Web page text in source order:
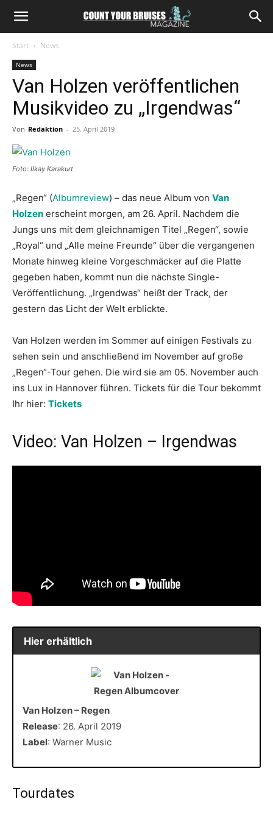
Start News
News
Van Holzen veröffentlichen
Musikvideo zu „Irgendwas“
Von Redaktion - 25. April 2019
Foto: Ilkay Karakurt
„Regen“ (Albumreview) – das neue Album von Van
Holzen erscheint morgen, am 26. April. Nachdem die
Jungs uns mit dem gleichnamigen Titel „Regen“, sowie
„Royal“ und „Alle meine Freunde“ über die vergangenen
Monate hinweg kleine Vorgeschmäcker auf die Platte
gegeben haben, kommt nun die nächste Single-
Veröffentlichung. „Irgendwas“ heißt der Track, der
gestern das Licht der Welt erblickte.
Van Holzen werden im Sommer auf einigen Festivals zu
sehen sein und anschließend im November auf große
„Regen“-Tour gehen. Die wird sie am 05. November auch
ins Lux in Hannover führen. Tickets für die Tour bekommt
Ihr hier: Tickets
Video: Van Holzen – Irgendwas
Hier erhältlich
Van Holzen – Regen
Release: 26. April 2019
Label: Warner Music
Tourdates